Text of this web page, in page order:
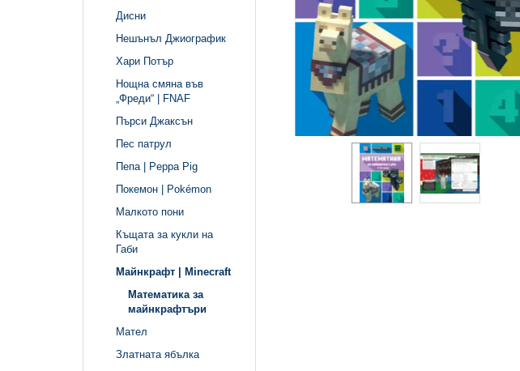
Дисни
Нешънъл Джиографик
Хари Потър
Нощна смяна във
„Фреди“ | FNAF
Пърси Джаксън
Пес патрул
Пепа | Peppa Pig
Покемон | Pokémon
Малкото пони
Къщата за кукли на
Габи
Майнкрафт | Minecraft
Математика за
майнкрафтъри
Мател
Златната ябълка